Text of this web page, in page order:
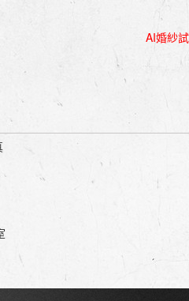
AI婚紗
張 | 2019-09-14 | 伊